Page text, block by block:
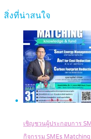
สิ่งที่น่าสนใจ
เชิญชวนผู้ประกอบการ
กิจกรรม SMEs